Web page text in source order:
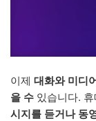
이제 대화와 미디
을 수 있습니다.
시지를 듣거나 동